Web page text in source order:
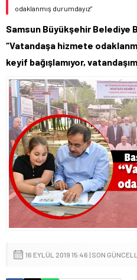
EURO
odaklanmış durumdayız”
Samsun Büyükşehir Belediye
“Vatandaşa hizmete
keyif bağışlamıyor,
16 EYLÜL 2019 15:46 | SON